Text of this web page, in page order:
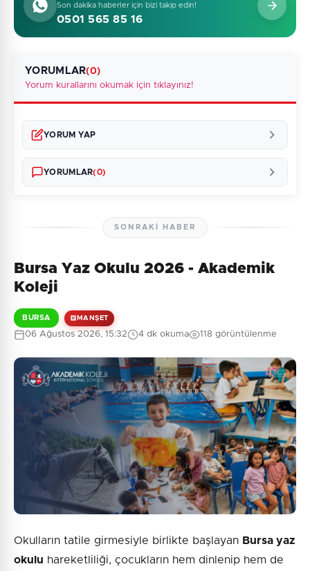
Son dakika haberler için bizi takip edin!
0501 565 85 16
YORUMLAR(0)
Yorum kurallarını okumak için tıklayınız!
YORUM YAP
Güvenlik Sorusu:
8 + 7 = ?
Gönder
YORUMLAR(0)
Henüz yorum yapılmamış. İlk yorumu siz yapın!
SONRAKI HABER
Bursa Yaz Okulu 2026 - Akademik
Koleji
BURSA MANŞET
06 Ağustos 2026, 15:32 4 dk okuma 118 görüntülenme
Okulların tatile girmesiyle birlikte başlayan Bursa yaz
okulu hareketliliği, çocukların hem dinlenip hem de